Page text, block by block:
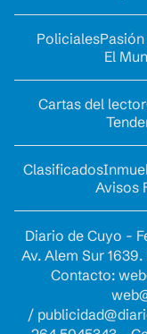
Policiales
El
Cartas del lector
Clasificados
Avisos
Diario de Cuyo -
Av. Alem Sur
Contacto:
/